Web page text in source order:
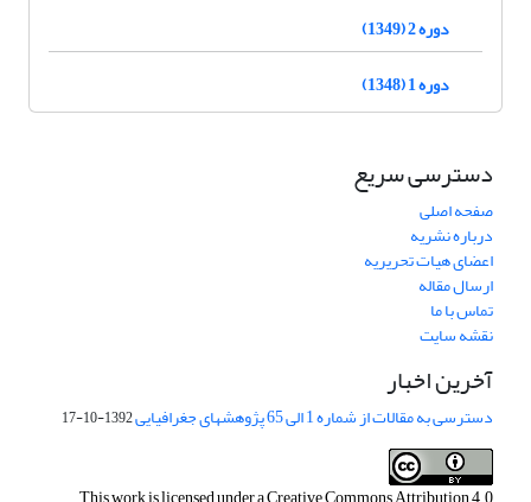
دوره 2 (1349)
دوره 1 (1348)
دسترسی سریع
صفحه اصلی
درباره نشریه
اعضای هیات تحریریه
ارسال مقاله
تماس با ما
نقشه سایت
آخرین اخبار
دسترسی به مقالات از شماره 1 الی 65 پژوهشهای جغرافیایی 1392-10-17